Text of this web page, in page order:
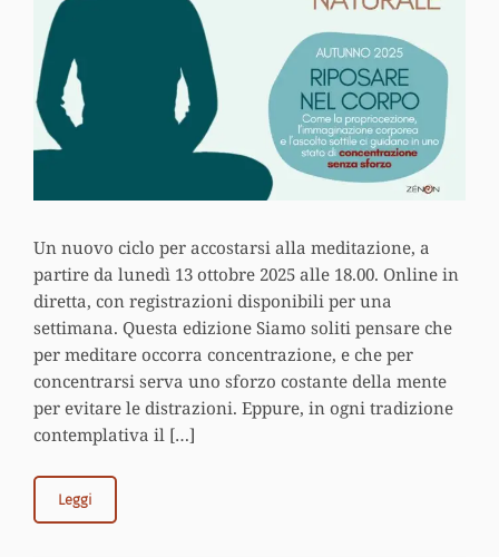
Un nuovo ciclo per accostarsi alla meditazione, a
partire da lunedì 13 ottobre 2025 alle 18.00. Online in
diretta, con registrazioni disponibili per una
settimana. Questa edizione Siamo soliti pensare che
per meditare occorra concentrazione, e che per
concentrarsi serva uno sforzo costante della mente
per evitare le distrazioni. Eppure, in ogni tradizione
contemplativa il […]
Leggi